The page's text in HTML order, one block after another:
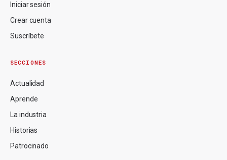
Iniciar sesión
Crear cuenta
Suscríbete
SECCIONES
Actualidad
Aprende
La industria
Historias
Patrocinado